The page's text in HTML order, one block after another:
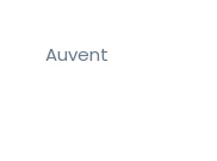
Auvent